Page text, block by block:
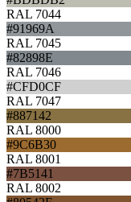
RAL 7044
#91969A
RAL 7045
#82898E
RAL 7046
#CFD0CF
RAL 7047
#887142
RAL 8000
#9C6B30
RAL 8001
#7B5141
RAL 8002